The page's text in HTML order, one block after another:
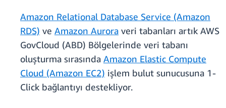
Amazon Relational Database Service (Amazon
RDS) ve Amazon Aurora veri tabanları artık AWS
GovCloud (ABD) Bölgelerinde veri tabanı
oluşturma sırasında Amazon Elastic Compute
Cloud (Amazon EC2) işlem bulut sunucusuna 1-
Click bağlantıyı destekliyor.